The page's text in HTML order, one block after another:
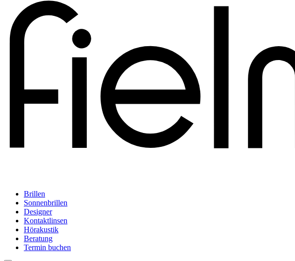
Brillen
Sonnenbrillen
Designer
Kontaktlinsen
Hörakustik
Beratung
Termin buchen